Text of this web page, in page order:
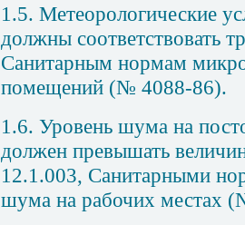
1.5. Метеорологические
должны соответствовать
Санитарным нормам
помещений (№ 4088-86).
1.6. Уровень шума на
должен превышать
12.1.003, Санитарными
шума на рабочих местах